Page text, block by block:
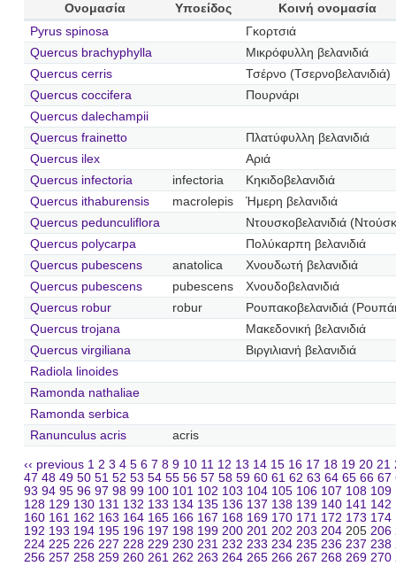
Ονομασία Υποείδος
Κοινή ονομασία
Pyrus spinosa
Γκορτσιά
Quercus brachyphylla
Μικρόφυλλη βελανιδιά
Quercus cerris
Τσέρνο (Τσερνοβελανιδιά)
Quercus coccifera
Πουρνάρι
Quercus dalechampii
Quercus frainetto
Πλατύφυλλη βελανιδιά
Quercus ilex
Αριά
Quercus infectoria
infectoria
Κηκιδοβελανιδιά
Quercus ithaburensis
macrolepis
Ήμερη βελανιδιά
Quercus pedunculiflora
Ντουσκοβελανιδιά
Quercus polycarpa
Πολύκαρπη βελανιδιά
Quercus pubescens
anatolica
Χνουδωτή βελανιδιά
Quercus pubescens
pubescens
Χνουδοβελανιδιά
Quercus robur
robur
Ρουπακοβελανιδιά
Quercus trojana
Μακεδονική βελανιδιά
Quercus virgiliana
Βιργιλιανή βελανιδιά
Radiola linoides
Ramonda nathaliae
Ramonda serbica
Ranunculus acris
acris
‹‹ previous 1 2 3 4 5 6 7 8 9 10 11 12 13 14 15 16 17 18 19 20 21
47 48 49 50 51 52 53 54 55 56 57 58 59 60 61 62 63 64 65 66 67
93 94 95 96 97 98 99 100 101 102 103 104 105 106 107 108 109
128 129 130 131 132 133 134 135 136 137 138 139 140 141 142
160 161 162 163 164 165 166 167 168 169 170 171 172 173 174
192 193 194 195 196 197 198 199 200 201 202 203 204 205 206
224 225 226 227 228 229 230 231 232 233 234 235 236 237 238
256 257 258 259 260 261 262 263 264 265 266 267 268 269 270